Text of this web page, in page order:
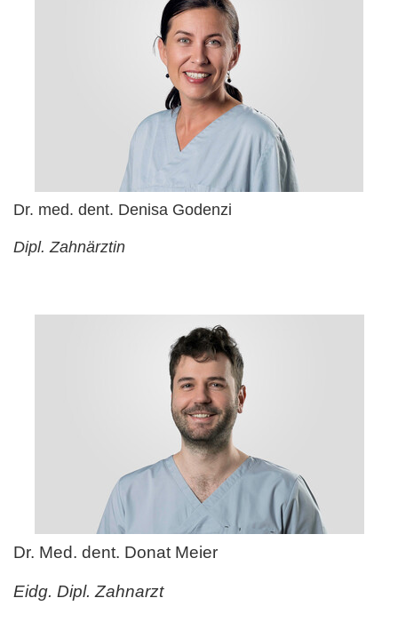
Dr. med. dent. Denisa Godenzi
Dipl. Zahnärztin
Dr. Med. dent. Donat Meier
Eidg. Dipl. Zahnarzt